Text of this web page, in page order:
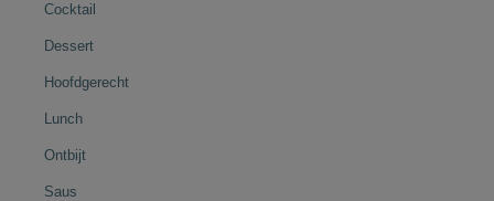
Cocktail
Dessert
Hoofdgerecht
Lunch
Ontbijt
Saus